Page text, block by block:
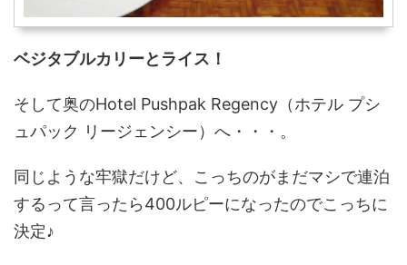
ベジタブルカリーとライス！
そして奥のHotel Pushpak Regency（ホテル プシ
ュパック リージェンシー）へ・・・。
同じような牢獄だけど、こっちのがまだマシで連泊
するって言ったら400ルピーになったのでこっちに
決定♪